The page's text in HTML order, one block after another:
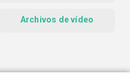
Archivos de vídeo